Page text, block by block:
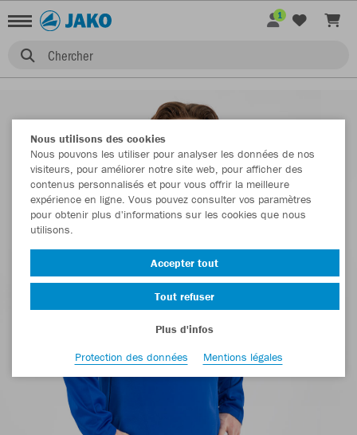
Chercher
1
Nous utilisons des cookies
Nous pouvons les utiliser pour analyser les données de nos
visiteurs, pour améliorer notre site web, pour afficher des
contenus personnalisés et pour vous offrir la meilleure
expérience en ligne. Vous pouvez consulter vos paramètres
pour obtenir plus d'informations sur les cookies que nous
utilisons.
Accepter tout
Tout refuser
Plus d'infos
Protection des données
Mentions légales